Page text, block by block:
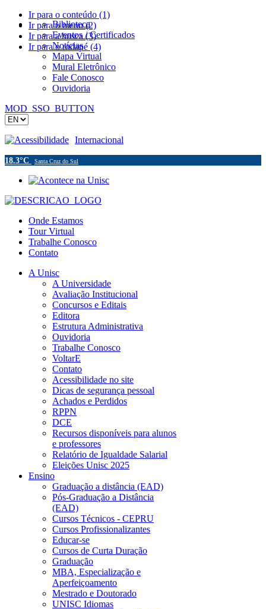
Ir para o conteúdo (1)
Ir para o menu (2)
Ir para a busca (3)
Ir para o rodapé (4)
Biblioteca
Eventos / Certificados
Notícias
Mapa Virtual
Mural Eletrônico
Fale Conosco
Ouvidoria
MOD_SSO_BUTTON
Acessibilidade Internacional
18.3°C Santa Cruz do Sul
Onde Estamos
Tour Virtual
Trabalhe Conosco
Contato
A Unisc
A Universidade
Avaliação Institucional
Concursos e Editais
Editora
Estrutura Administrativa
Ouvidoria
Trabalhe Conosco
VoltarE
Contato
Acessibilidade no site
Dicas de segurança pessoal
Achados e Perdidos
RPPN
DCE
Recursos disponíveis para alunos
e professores
Relatório de Igualdade Salarial
Eleições Unisc 2025
Ensino
Graduação a distância (EAD)
Pós-Graduação a Distância
(EAD)
Cursos Técnicos - CEPRU
Cursos Profissionalizantes
Educar-se
Cursos de Curta Duração
Graduação
MBA, Especialização e
Aperfeiçoamento
Mestrado e Doutorado
UNISC Idiomas